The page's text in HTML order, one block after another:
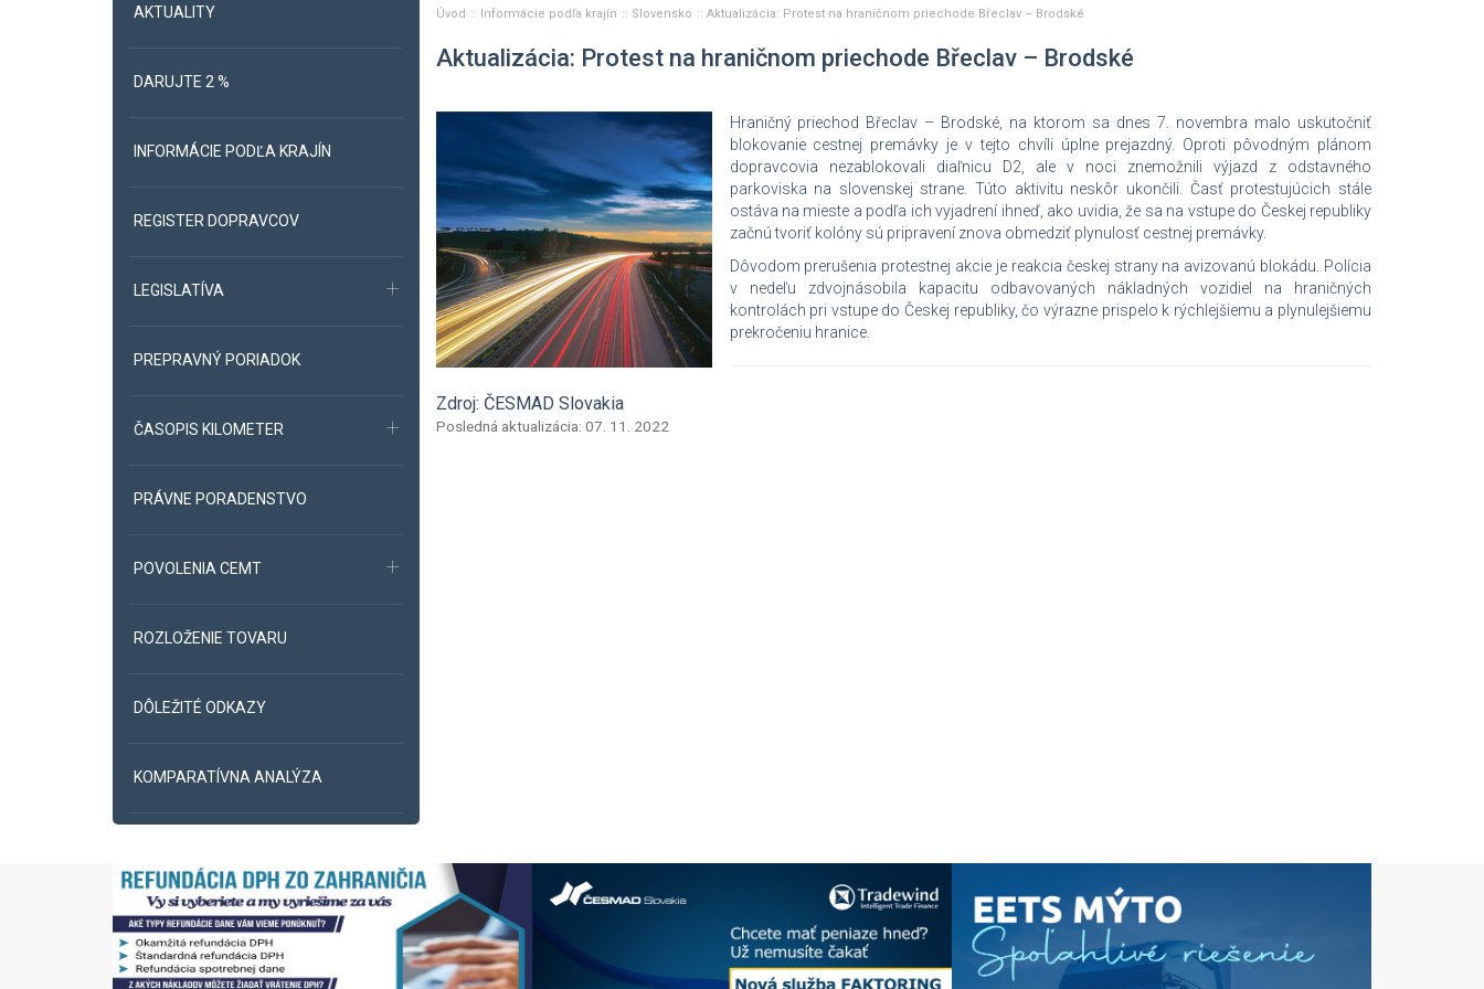
AKTUALITY
DARUJTE 2 %
INFORMÁCIE PODĽA KRAJÍN
REGISTER DOPRAVCOV
LEGISLATÍVA
PREPRAVNÝ PORIADOK
ČASOPIS KILOMETER
PRÁVNE PORADENSTVO
POVOLENIA CEMT
ROZLOŽENIE TOVARU
DÔLEŽITÉ ODKAZY
KOMPARATÍVNA ANALÝZA
Úvod Informácie podľa krajín Slovensko Aktualizácia: Protest na hraničnom priechode Břeclav – Brodské
Aktualizácia: Protest na hraničnom priechode Břeclav – Brodské
Hraničný priechod Břeclav – Brodské, na ktorom sa dnes 7. novembra malo uskutočniť
blokovanie cestnej premávky je v tejto chvíli úplne prejazdný. Oproti pôvodným plánom
dopravcovia nezablokovali diaľnicu D2, ale v noci znemožnili výjazd z odstavného
parkoviska na slovenskej strane. Túto aktivitu neskôr ukončili. Časť protestujúcich stále
ostáva na mieste a podľa ich vyjadrení ihneď, ako uvidia, že sa na vstupe do Českej republiky
začnú tvoriť kolóny sú pripravení znova obmedziť plynulosť cestnej premávky.
Dôvodom prerušenia protestnej akcie je reakcia českej strany na avizovanú blokádu. Polícia
v nedeľu zdvojnásobila kapacitu odbavovaných nákladných vozidiel na hraničných
kontrolách pri vstupe do Českej republiky, čo výrazne prispelo k rýchlejšiemu a plynulejšiemu
prekročeniu hranice.
Zdroj: ČESMAD Slovakia
Posledná aktualizácia: 07. 11. 2022